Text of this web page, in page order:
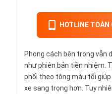
HOTLINE
Phong cách bên trong vẫn
như phiên bản tiền nhiệm.
phối theo tông màu tối
xe sang trọng hơn. Tuy